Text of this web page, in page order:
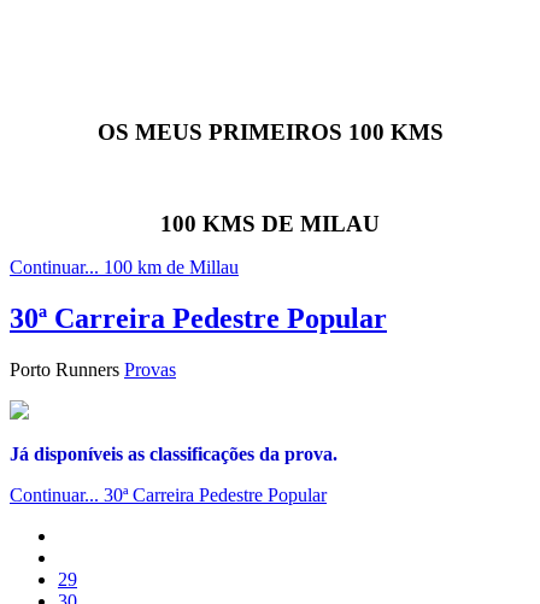
OS MEUS PRIMEIROS 100 KMS
100 KMS DE MILAU
Continuar... 100 km de Millau
30ª Carreira Pedestre Popular
Porto Runners Provas
Já disponíveis as classificações da prova.
Continuar... 30ª Carreira Pedestre Popular
29